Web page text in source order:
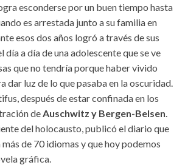
esconderse por un buen tiempo hasta
es arrestada junto a su familia en
esos dos años logró a través de sus
a día de una adolescente que se ve
que no tendría porque haber vivido
dar luz de lo que pasaba en la oscuridad.
después de estar confinada en los
de Auschwitz y Bergen-Belsen
del holocausto, publicó el diario que
de 70 idiomas y que hoy podemos
gráfica.